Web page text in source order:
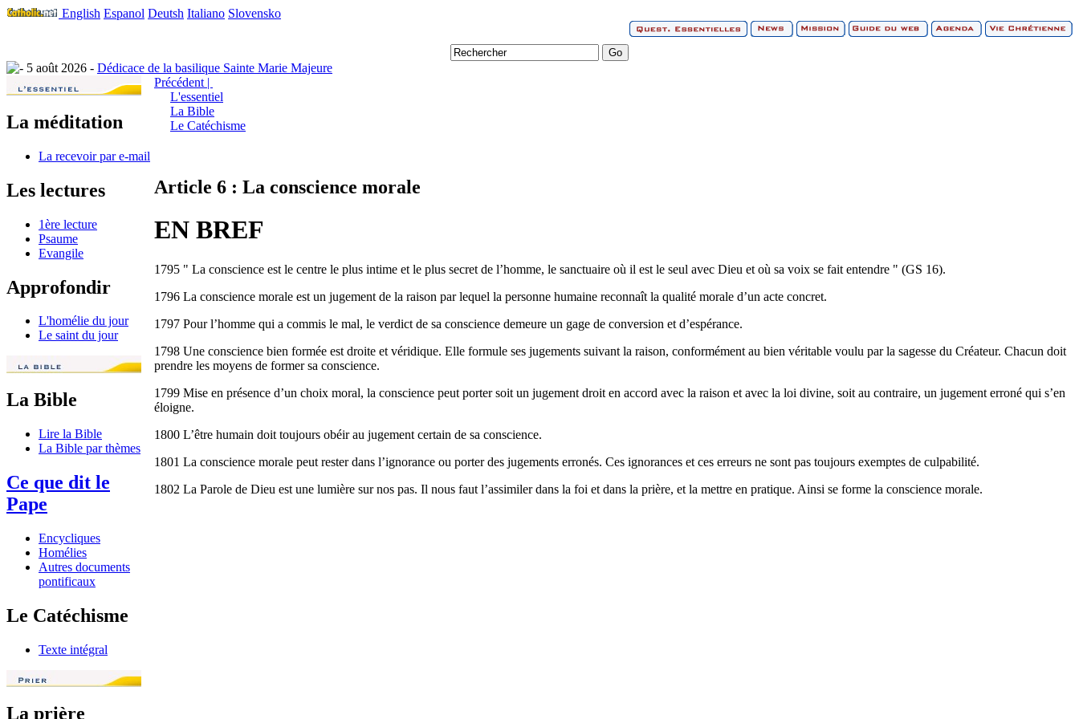
English Espanol Deutsh Italiano Slovensko
5 août 2026 - Dédicace de la basilique Sainte Marie Majeure
La méditation
La recevoir par e-mail
Les lectures
1ère lecture
Psaume
Evangile
Approfondir
L'homélie du jour
Le saint du jour
La Bible
Lire la Bible
La Bible par thèmes
Ce que dit le
Pape
Encycliques
Homélies
Autres documents
pontificaux
Le Catéchisme
Texte intégral
La prière
Précédent |
L'essentiel
La Bible
Le Catéchisme
Article 6 : La conscience morale
EN BREF
1795 " La conscience est le centre le plus intime et le plus secret de l’homme, le sanctuaire où il est le seul avec Dieu et où sa voix se fait entendre " (GS 16).
1796 La conscience morale est un jugement de la raison par lequel la personne humaine reconnaît la qualité morale d’un acte concret.
1797 Pour l’homme qui a commis le mal, le verdict de sa conscience demeure un gage de conversion et d’espérance.
1798 Une conscience bien formée est droite et véridique. Elle formule ses jugements suivant la raison, conformément au bien véritable voulu par la sagesse du Créateur. Chacun doit
prendre les moyens de former sa conscience.
1799 Mise en présence d’un choix moral, la conscience peut porter soit un jugement droit en accord avec la raison et avec la loi divine, soit au contraire, un jugement erroné qui s’en
éloigne.
1800 L’être humain doit toujours obéir au jugement certain de sa conscience.
1801 La conscience morale peut rester dans l’ignorance ou porter des jugements erronés. Ces ignorances et ces erreurs ne sont pas toujours exemptes de culpabilité.
1802 La Parole de Dieu est une lumière sur nos pas. Il nous faut l’assimiler dans la foi et dans la prière, et la mettre en pratique. Ainsi se forme la conscience morale.